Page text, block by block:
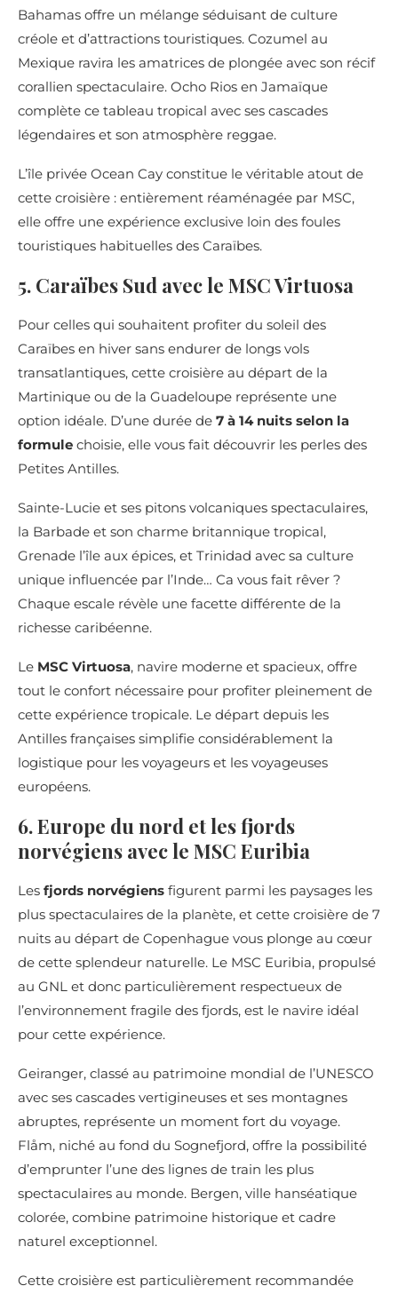
Bahamas offre un mélange séduisant de culture
créole et d’attractions touristiques. Cozumel au
Mexique ravira les amatrices de plongée avec son récif
corallien spectaculaire. Ocho Rios en Jamaïque
complète ce tableau tropical avec ses cascades
légendaires et son atmosphère reggae.
L’île privée Ocean Cay constitue le véritable atout de
cette croisière : entièrement réaménagée par MSC,
elle offre une expérience exclusive loin des foules
touristiques habituelles des Caraïbes.
5. Caraïbes Sud avec le MSC Virtuosa
Pour celles qui souhaitent profiter du soleil des
Caraïbes en hiver sans endurer de longs vols
transatlantiques, cette croisière au départ de la
Martinique ou de la Guadeloupe représente une
option idéale. D’une durée de 7 à 14 nuits selon la
formule choisie, elle vous fait découvrir les perles des
Petites Antilles.
Sainte-Lucie et ses pitons volcaniques spectaculaires,
la Barbade et son charme britannique tropical,
Grenade l’île aux épices, et Trinidad avec sa culture
unique influencée par l’Inde… Ca vous fait rêver ?
Chaque escale révèle une facette différente de la
richesse caribéenne.
Le MSC Virtuosa, navire moderne et spacieux, offre
tout le confort nécessaire pour profiter pleinement de
cette expérience tropicale. Le départ depuis les
Antilles françaises simplifie considérablement la
logistique pour les voyageurs et les voyageuses
européens.
6. Europe du nord et les fjords
norvégiens avec le MSC Euribia
Les fjords norvégiens figurent parmi les paysages les
plus spectaculaires de la planète, et cette croisière de 7
nuits au départ de Copenhague vous plonge au cœur
de cette splendeur naturelle. Le MSC Euribia, propulsé
au GNL et donc particulièrement respectueux de
l’environnement fragile des fjords, est le navire idéal
pour cette expérience.
Geiranger, classé au patrimoine mondial de l’UNESCO
avec ses cascades vertigineuses et ses montagnes
abruptes, représente un moment fort du voyage.
Flåm, niché au fond du Sognefjord, offre la possibilité
d’emprunter l’une des lignes de train les plus
spectaculaires au monde. Bergen, ville hanséatique
colorée, combine patrimoine historique et cadre
naturel exceptionnel.
Cette croisière est particulièrement recommandée